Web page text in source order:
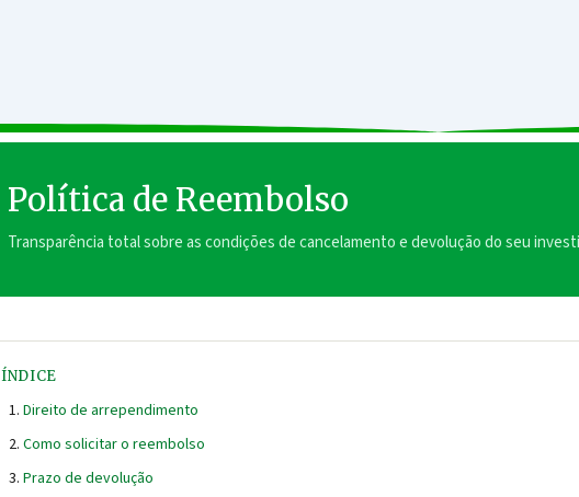
Política de Reembolso
Transparência total sobre as condições de cancelamento e devolução do seu
ÍNDICE
Direito de arrependimento
Como solicitar o reembolso
Prazo de devolução